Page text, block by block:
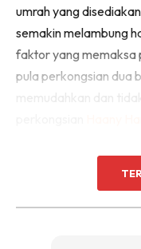
umrah yang
semakin melambung
faktor yang memaksa
pula perkongsian dua
My Umrah Stories 😍
Alhamdulillah, saya